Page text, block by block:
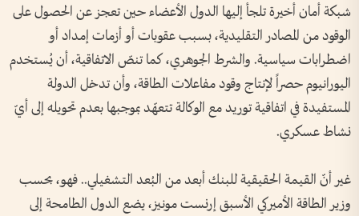
شبكة أمان أخيرة تلجأ إليها الدول الأعضاء حين تعجز عن الحصول على
الوقود من المصادر التقليدية، بسبب عقوبات أو أزمات إمداد أو
اضطرابات سياسية. والشرط الجوهري، كما تنصّ الاتفاقية، أن يُستخدم
اليورانيوم حصراً لإنتاج وقود مفاعلات الطاقة، وأن تدخل الدولة
المستفيدة في اتفاقية توريد مع الوكالة تتعهّد بموجبها بعدم تحويله إلى أيّ
نشاط عسكري.
غير أنّ القيمة الحقيقية للبنك أبعد من البُعد التشغيلي.. فهو، بحسب
وزير الطاقة الأميركي الأسبق إرنست مونيز، يضع الدول الطامحة إلى